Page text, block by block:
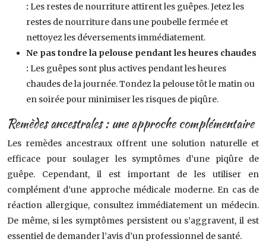
: Les restes de nourriture attirent les guêpes. Jetez les
restes de nourriture dans une poubelle fermée et
nettoyez les déversements immédiatement.
Ne pas tondre la pelouse pendant les heures chaudes
: Les guêpes sont plus actives pendant les heures
chaudes de la journée. Tondez la pelouse tôt le matin ou
en soirée pour minimiser les risques de piqûre.
Remèdes ancestrales : une approche complémentaire
Les remèdes ancestraux offrent une solution naturelle et
efficace pour soulager les symptômes d’une piqûre de
guêpe. Cependant, il est important de les utiliser en
complément d’une approche médicale moderne. En cas de
réaction allergique, consultez immédiatement un médecin.
De même, si les symptômes persistent ou s’aggravent, il est
essentiel de demander l’avis d’un professionnel de santé.